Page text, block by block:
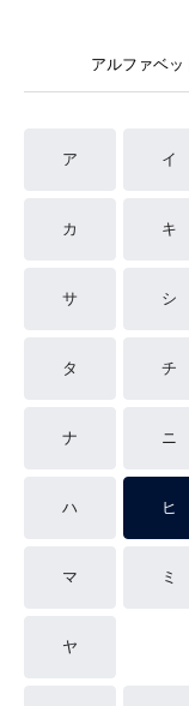
アルファベッ
ア イ
カ キ
サ シ
タ チ
ナ ニ
ハ ヒ
マ ミ
ヤ